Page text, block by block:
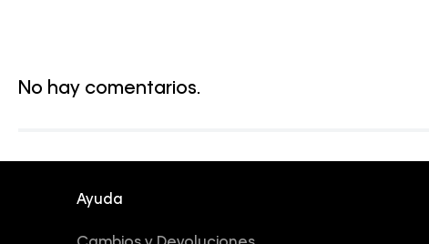
No hay comentarios.
Ayuda